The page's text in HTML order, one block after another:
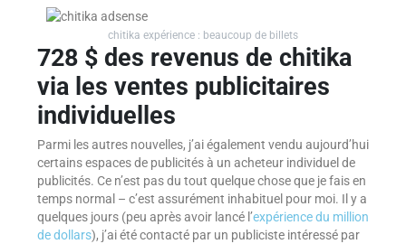
chitika expérience : beaucoup de billets
728 $ des revenus de chitika
via les ventes publicitaires
individuelles
Parmi les autres nouvelles, j’ai également vendu aujourd’hui
certains espaces de publicités à un acheteur individuel de
publicités. Ce n’est pas du tout quelque chose que je fais en
temps normal – c’est assurément inhabituel pour moi. Il y a
quelques jours (peu après avoir lancé l’expérience du million
de dollars), j’ai été contacté par un publiciste intéressé par